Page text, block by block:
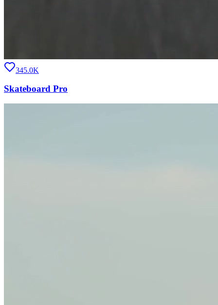
345.0K
Skateboard Pro